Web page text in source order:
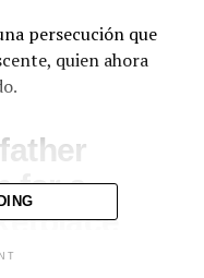
persecución que
quien ahora
for a
and